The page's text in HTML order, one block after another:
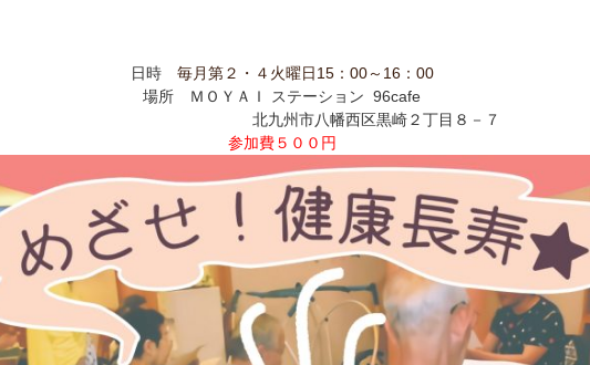
日時 毎月第２・４火曜日15：00～16：00
場所 ＭＯＹＡＩ ステーション 96cafe
州市八幡西区黒崎２丁目８－７
参加費５００円